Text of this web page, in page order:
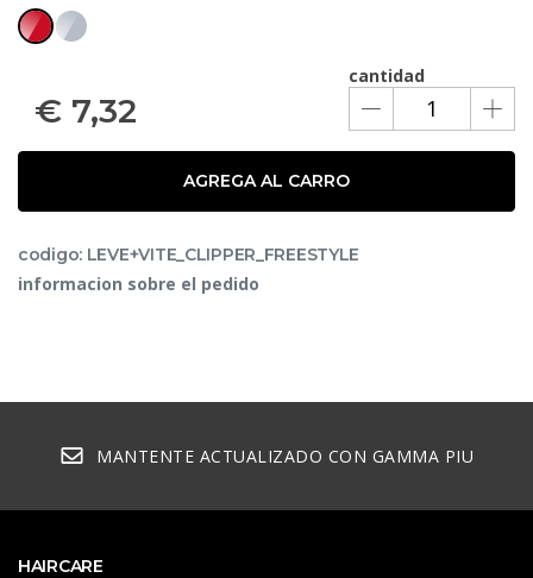
cantidad
€ 7,32
AGREGA AL CARRO
codigo: LEVE+VITE_CLIPPER_FREESTYLE
informacion sobre el pedido
MANTENTE ACTUALIZADO CON GAMMA PIU
HAIRCARE